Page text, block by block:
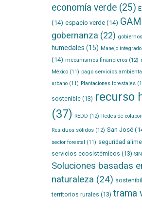
economía verde(25)
(14) espacio verde(14) GAM
gobernanza (22)
humedales (15) Manejo integrado
(14) mecanismos financieros(12)
México(11) pago servicios
urbano(11) Plantaciones forestales
sostenible(13) recurso
(37) REDD (12) Redes de
Residuos sólidos(12) San José
sector forestal (11) seguridad
servicios ecosistémicos (13)
Soluciones basadas
naturaleza (24)
territorios rurales (13) trama